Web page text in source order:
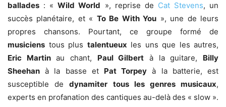
ballades : «Wild World », reprise de Cat Stevens, un
succès planétaire, et « To Be With You », une de leurs
propres chansons. Pourtant, ce groupe formé de
musiciens tous plus talentueux les uns que les autres,
Eric Martinau chant, Paul Gilbert à la guitare, Billy
Sheehan à la basse et Pat Torpey à la batterie, est
susceptible dedynamiter tous les genres musicaux,
experts en profanation des cantiques au-delà des « slow ».